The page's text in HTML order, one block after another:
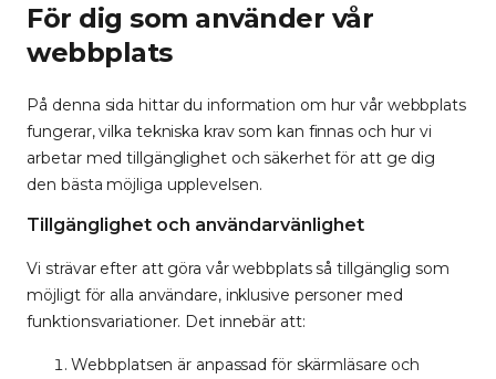
För dig som använder vår
webbplats
På denna sida hittar du information om hur vår webbplats
fungerar, vilka tekniska krav som kan finnas och hur vi
arbetar med tillgänglighet och säkerhet för att ge dig
den bästa möjliga upplevelsen.
Tillgänglighet och användarvänlighet
Vi strävar efter att göra vår webbplats så tillgänglig som
möjligt för alla användare, inklusive personer med
funktionsvariationer. Det innebär att:
Webbplatsen är anpassad för skärmläsare och